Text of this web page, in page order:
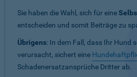
Sie haben die Wahl, sich für eine
entscheiden und somit Beiträge zu
Übrigens: In dem Fall, dass Ihr Hund
verursacht, sichert eine
Schadenersatzansprüche Dritter ab.